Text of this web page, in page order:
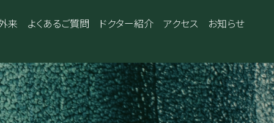
来 よくあるご質問 ドクター紹介 アクセス お知らせ